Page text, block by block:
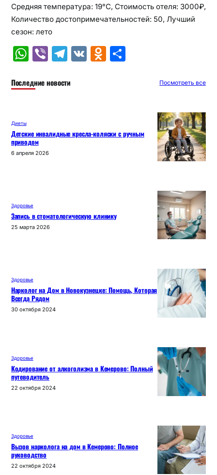
Средняя температура: 19°C, Стоимость отеля: 3000₽,
Количество достопримечательностей: 50, Лучший
сезон: лето
W
at
p
p
Vi
er
T
e
m
V O
a
О
в
Последние новости Посмотреть все
Диеты
Детские инвалидные кресла-коляски с ручным
приводом
6 апреля 2026
Здоровье
Запись в стоматологическую клинику
25 марта 2026
Здоровье
Нарколог на Дом в Новокузнецке: Помощь, Которая
Всегда Рядом
30 октября 2024
Здоровье
Кодирование от алкоголизма в Кемерово: Полный
путеводитель
22 октября 2024
Здоровье
Вызов нарколога на дом в Кемерово: Полное
руководство
22 октября 2024